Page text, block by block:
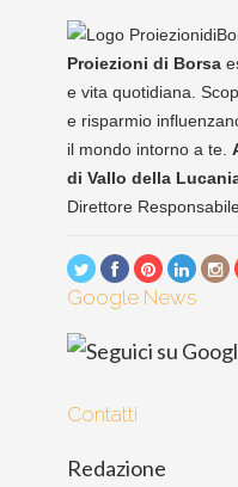
Proiezioni di Borsa
e vita quotidiana.
e risparmio
il mondo intorno a te.
di Vallo della
Direttore
Google News
Contatti
Redazione